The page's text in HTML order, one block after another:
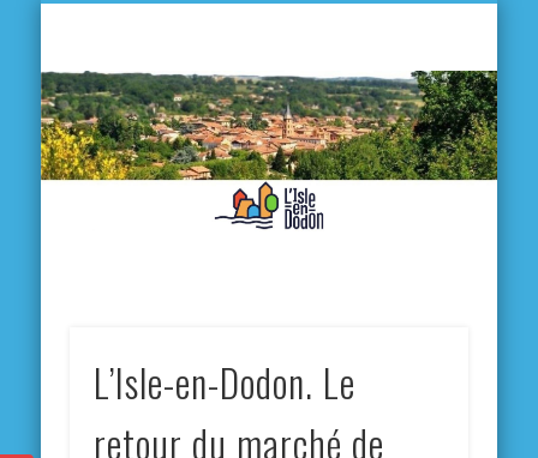
L’Isle-en-Dodon. Le
retour du marché de